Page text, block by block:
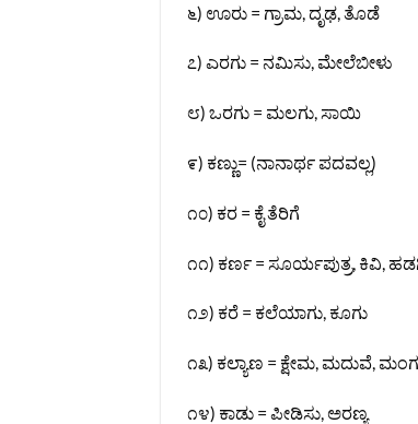
೬) ಊರು = ಗ್ರಾಮ, ದೃಢ, ತೊಡೆ
೭) ಎರಗು = ನಮಿಸು, ಮೇಲೆಬೀಳು
೮) ಒರಗು = ಮಲಗು, ಸಾಯಿ
೯) ಕಣ್ಣು= (ನಾನಾರ್ಥ ಪದವಲ್ಲ)
೧೦) ಕರ = ಕೈ ತೆರಿಗೆ
೧೧) ಕರ್ಣ = ಸೂರ್ಯಪುತ್ರ, ಕಿವಿ,
೧೨) ಕರೆ = ಕಲೆಯಾಗು, ಕೂಗು
೧೩) ಕಲ್ಯಾಣ = ಕ್ಷೇಮ, ಮದುವೆ,
೧೪) ಕಾಡು = ಪೀಡಿಸು, ಅರಣ್ಯ